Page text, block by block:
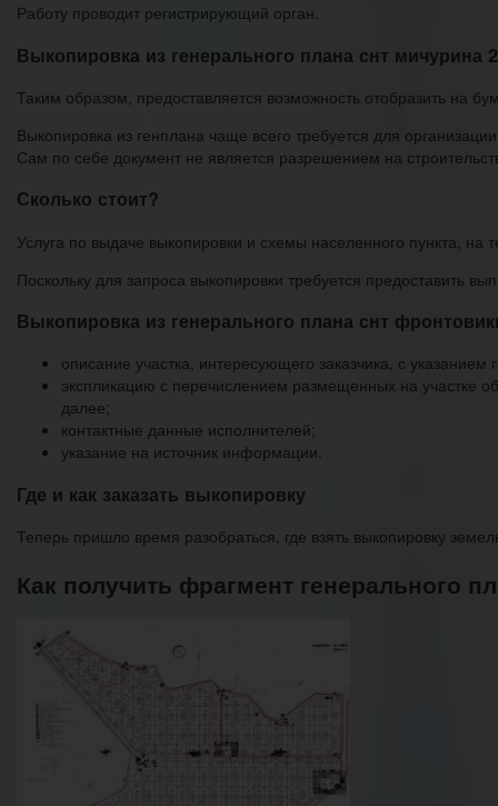
Работу проводит регистрирующий орган.
Выкопировка из генерального плана снт мичурина
Таким образом, предоставляется возможность отобразить на
Выкопировка из генплана чаще всего требуется для
Сам по себе документ не является разрешением на
Сколько стоит?
Услуга по выдаче выкопировки и схемы населенного пункта, на
Поскольку для запроса выкопировки требуется предоставить
Выкопировка из генерального плана снт
описание участка, интересующего заказчика, с указанием
экспликацию с перечислением размещенных на участке
далее;
контактные данные исполнителей;
указание на источник информации.
Где и как заказать выкопировку
Теперь пришло время разобраться, где взять выкопировку
Как получить фрагмент генерального